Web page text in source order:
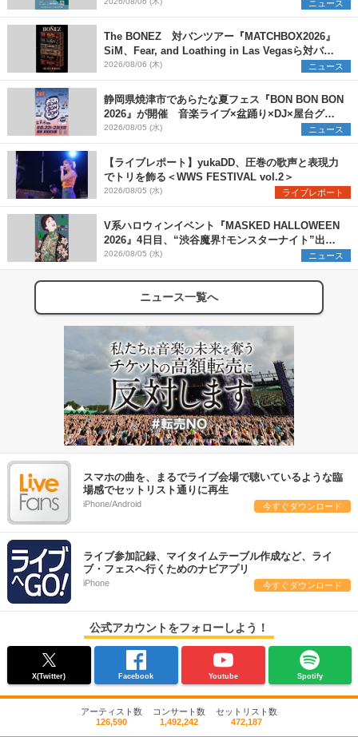
支援プロジェクトの始動も発表
ニュース
The BONEZ 対バンツアー『MATCHBOX2026』
SiM、Fear, and Loathing in Las Vegasら対バン
アーティストを一斉解禁
2026/08/06 (木) ニュース
静岡県焼津市であらたな夏フェス『BON BON BON
2026』が開催 音楽ライブ×盆踊り×DJ×屋台グル
メ×ランタンナイトで彩る2日間
2026/08/05 (水) ニュース
【ライブレポート】yukaDD、圧巻の歌声と表現力
でトリを飾る＜WWS FESTIVAL vol.2＞
2026/08/05 (水) ライブレポート
V系ハロウィンイベント『MASKED HALLOWEEN
2026』4日目、“渋谷魔界†モンスターナイト”出演6
組を発表
2026/08/05 (水) ニュース
ニュース一覧へ
スマホの曲を、まるでライブ会場で聴いているような臨
場感でセットリスト通りに再生
iPhone/Android 今すぐダウンロード
ライブ参加記録、マイタイムテーブル作成など、ライ
ブ・フェスへ行くためのナビアプリ
iPhone 今すぐダウンロード
公式アカウントをフォローしよう！
X(Twitter) Facebook Youtube Spotify
アーティスト数
126,590
コンサート数
1,492,242
セットリスト数
472,187